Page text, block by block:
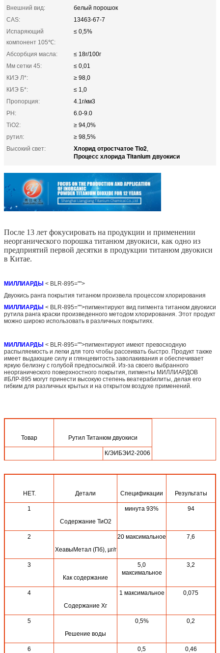
Внешний вид:
белый порошок
CAS:
13463-67-7
Испаряющий
компонент 105℃:
≤ 0,5%
Абсорбция масла:
≤ 18г/100г
Μм сетки 45:
≤ 0,01
КИЭ Л*:
≥ 98,0
КИЭ Б*:
≤ 1,0
Пропорция:
4.1г/км3
PH:
6.0-9.0
TiO2:
≥ 94,0%
рутил:
≥ 98,5%
Высокий свет:
Хлорид отростчатое Tio2,
Процесс хлорида Titanium двуокиси
После 13 лет фокусировать на продукции и применении
неорганического порошка титанюм двуокиси, как одно из
предприятий первой десятки в продукции титанюм двуокиси
в Китае.
МИЛЛИАРДЫ < BLR-895="">
Двуокись ранга покрытия титанюм произвела процессом хлорирования
МИЛЛИАРДЫ < BLR-895="">пигментируют вид пигмента титанюм двуокиси
рутила ранга краски произведенного методом хлорирования. Этот продукт
можно широко использовать в различных покрытиях.
МИЛЛИАРДЫ < BLR-895="">пигментируют имеют превосходную
распыляемость и легки для того чтобы рассеивать быстро. Продукт также
имеет выдающие силу и глянцевитость заволакивания и обеспечивает
яркую белизну с голубой предпосылкой. Из-за своего выбранного
неорганического поверхностного покрытия, пигменты МИЛЛИАРДОВ
#БЛР-895 могут принести высокую степень веатерабилиты, делая его
гибким для различных крытых и на открытом воздухе применений.
Товар Рутил Титанюм двуокиси
К/ЭИБЭИ2-2006
Случаи Чистый вес 20МТ
НЕТ. Детали Спецификации Результаты
1
Содержание ТиО2
минута 93% 94
2
ХеавыМетал (Пб), µг/г
20 максимальное 7,6
3
Как содержание
5,0
максимальное
3,2
4
Содержание Хг
1 максимальное 0,075
5
Решение воды
0,5% 0,2
6
0,5 0,46